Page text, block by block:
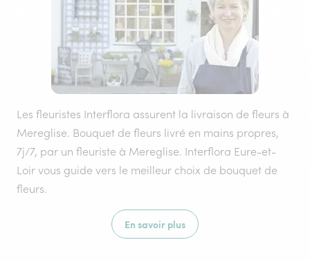
Les fleuristes Interflora assurent la livraison de fleurs à
Mereglise. Bouquet de fleurs livré en mains propres,
7j/7, par un fleuriste à Mereglise. Interflora Eure-et-
Loir vous guide vers le meilleur choix de bouquet de
fleurs.
En savoir plus